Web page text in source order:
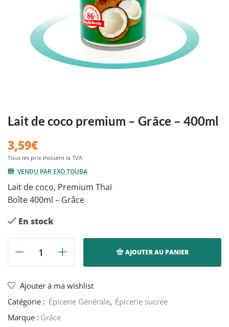
Lait de coco premium – Grâce – 400ml
3,59€
VENDU PAR EXO TOUBA
Lait de coco, Premium Thaï
Boîte 400ml – Grâce
En stock
quantité
de
de
coco
premium
AJOUTER AU PANIER
Ajouter à ma wishlist
Catégorie : Épicerie Générale, Épicerie sucrée
Marque : Grâce